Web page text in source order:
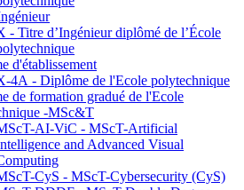
- Titre d’Ingénieur diplômé de l’École
d'établissement
4A - Diplôme de l'Ecole polytechnique
de formation gradué de l'Ecole
-MSc&T
AI-ViC - MScT-Artificial
and Advanced Visual
CyS - MScT-Cybersecurity (CyS)